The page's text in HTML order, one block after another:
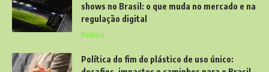
shows no Brasil: o que muda no mercado e na
regulação digital
Política
Política do fim do plástico de uso único: